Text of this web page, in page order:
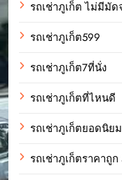
รถเช่าภูเก็ต ไม่มีมัด
รถเช่าภูเก็ต599
รถเช่าภูเก็ต7ที่นั่ง
รถเช่าภูเก็ตที่ไหนดี
รถเช่าภูเก็ตยอดนิย
รถเช่าภูเก็ตราคาถู